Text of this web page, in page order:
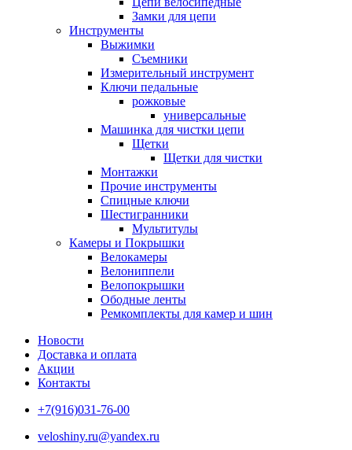
Замки для цепи
Инструменты
Выжимки
Съемники
Измерительный инструмент
Ключи педальные
рожковые
универсальные
Машинка для чистки цепи
Щетки
Щетки для чистки
Монтажки
Прочие инструменты
Спицные ключи
Шестигранники
Мультитулы
Камеры и Покрышки
Велокамеры
Велониппели
Велопокрышки
Ободные ленты
Ремкомплекты для камер и шин
Новости
Доставка и оплата
Акции
Контакты
+7(916)031-76-00
veloshiny.ru@yandex.ru